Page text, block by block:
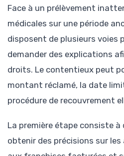
Face à un prélèvement
médicales sur une période
disposent de plusieurs voies
demander des explications
droits. Le contentieux peut
montant réclamé, la date
procédure de recouvrement
La première étape consiste à
obtenir des précisions sur